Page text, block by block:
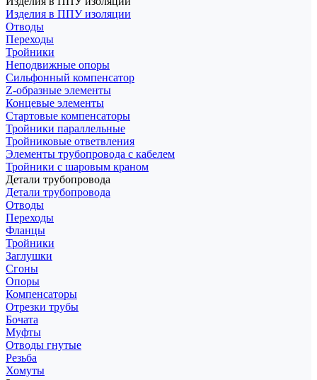
Изделия в ППУ изоляции
Отводы
Переходы
Тройники
Неподвижные опоры
Cильфонный компенсатор
Z-образные элементы
Концевые элементы
Стартовые компенсаторы
Тройники параллельные
Тройниковые ответвления
Элементы трубопровода с кабелем
Тройники с шаровым краном
Детали трубопровода
Детали трубопровода
Отводы
Переходы
Фланцы
Тройники
Заглушки
Сгоны
Опоры
Компенсаторы
Отрезки трубы
Бочата
Муфты
Отводы гнутые
Резьба
Хомуты